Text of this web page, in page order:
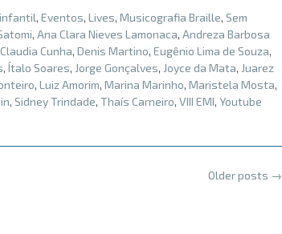
, Eventos, Lives, Musicografia Braille, Sem
, Ana Clara Nieves Lamonaca, Andreza Barbosa
Claudia Cunha, Denis Martino, Eugênio Lima de Souza,
, Ítalo Soares, Jorge Gonçalves, Joyce da Mata, Juarez
, Luiz Amorim, Marina Marinho, Maristela Mosta,
, Sidney Trindade, Thaís Carneiro, VIII EMI, Youtube
Older posts →